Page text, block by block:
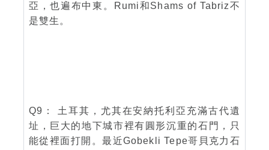
亞，也遍布中東。Rumi和Shams of Tabriz不
是雙生。
Q9： 土耳其，尤其在安納托利亞充滿古代遺
址，巨大的地下城市裡有圓形沉重的石門，只
能從裡面打開。最近Gobekli Tepe哥貝克力石